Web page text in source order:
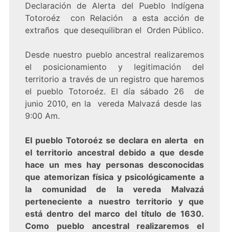
Declaración de Alerta del Pueblo Indígena
Totoroéz con Relación a esta acción de
extraños que desequilibran el Orden Público.
Desde nuestro pueblo ancestral realizaremos
el posicionamiento y legitimación del
territorio a través de un registro que haremos
el pueblo Totoroéz. El día sábado 26 de
junio 2010, en la vereda Malvazá desde las
9:00 Am.
El pueblo Totoroéz se declara en alerta en
el territorio ancestral debido a que desde
hace un mes hay personas desconocidas
que atemorizan física y psicológicamente a
la comunidad de la vereda Malvazá
perteneciente a nuestro territorio y que
está dentro del marco del título de 1630.
Como pueblo ancestral realizaremos el